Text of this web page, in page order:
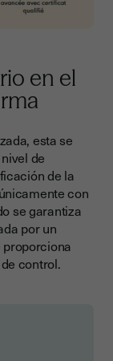
en el
esta se
de
de la
con
se garantiza
por un
control.